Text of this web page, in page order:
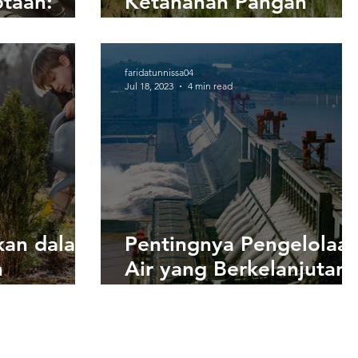
Harus Diselesaikan
dalam
Pentingnya
Air yang Berkelanjutan
faridatunnissa04
Jul 18, 2023
4 min read